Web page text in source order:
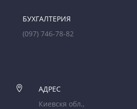
БУХГАЛТЕРИЯ
(097) 746-78-82

АДРЕС
Киевскя обл.,